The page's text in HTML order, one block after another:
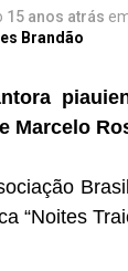
15 anos atrás
Brandão
Marcelo
“Noites